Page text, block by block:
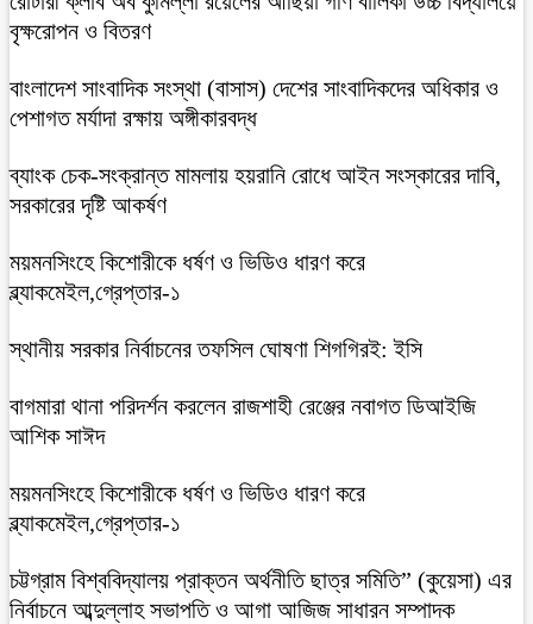
বৃক্ষরোপন ও বিতরণ
বাংলাদেশ সাংবাদিক সংস্থা (বাসাস) দেশের সাংবাদিকদের অধিকার ও
পেশাগত মর্যাদা রক্ষায় অঙ্গীকারবদ্ধ
ব্যাংক চেক-সংক্রান্ত মামলায় হয়রানি রোধে আইন সংস্কারের দাবি,
সরকারের দৃষ্টি আকর্ষণ
ময়মনসিংহে কিশোরীকে ধর্ষণ ও ভিডিও ধারণ করে
ব্ল্যাকমেইল,গ্রেপ্তার-১
স্থানীয় সরকার নির্বাচনের তফসিল ঘোষণা শিগগিরই: ইসি
বাগমারা থানা পরিদর্শন করলেন রাজশাহী রেঞ্জের নবাগত ডিআইজি
আশিক সাঈদ
ময়মনসিংহে কিশোরীকে ধর্ষণ ও ভিডিও ধারণ করে
ব্ল্যাকমেইল,গ্রেপ্তার-১
চট্টগ্রাম বিশ্ববিদ্যালয় প্রাক্তন অর্থনীতি ছাত্র সমিতি” (কুয়েসা) এর
নির্বাচনে আব্দুল্লাহ সভাপতি ও আগা আজিজ সাধারন সম্পাদক